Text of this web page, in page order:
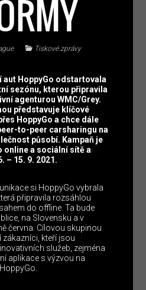
Tiskové zprávy
HoppyGo odstartovala
sezónu, kterou připravila
agenturou WMC/Grey.
představuje klíčové
HoppyGo a chce dále
to-peer carsharingu na
působí. Kampaň je
online a sociální sítě a
– 15. 9. 2021.
si HoppyGo vybrala
připravila rozsáhlou
do offline. Ta bude
na Slovensku a v
června. Cílovou skupinou
kteří jsou
služeb, zejména
aplikace s výzvou na